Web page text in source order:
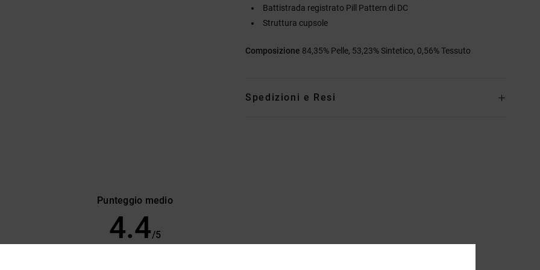
Battistrada registrato Pill Pattern di DC
Struttura cupsole
Composizione 84,35% Pelle, 53,23% Sintetico, 0,56% Tessuto
Spedizioni e Resi
Punteggio medio
4.4/5